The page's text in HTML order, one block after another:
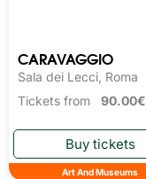
CARAVAGGIO
Sala dei Lecci, Roma
Tickets from 90.00€
Art And Museums